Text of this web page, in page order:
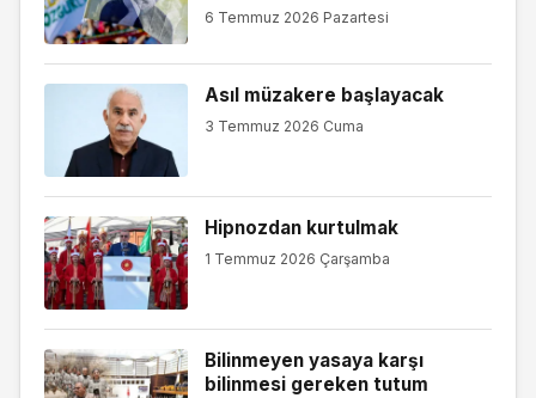
6 Temmuz 2026 Pazartesi
Asıl müzakere başlayacak
3 Temmuz 2026 Cuma
Hipnozdan kurtulmak
1 Temmuz 2026 Çarşamba
Bilinmeyen yasaya karşı
bilinmesi gereken tutum